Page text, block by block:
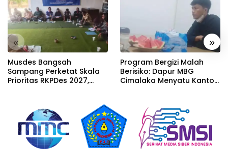
« »
Musdes Bangsah
Sampang Perketat Skala
Prioritas RKPDes 2027,
pada pemerataan yang
seragam
Program Bergizi Malah
Berisiko: Dapur MBG
Cimalaka Menyatu Kantor